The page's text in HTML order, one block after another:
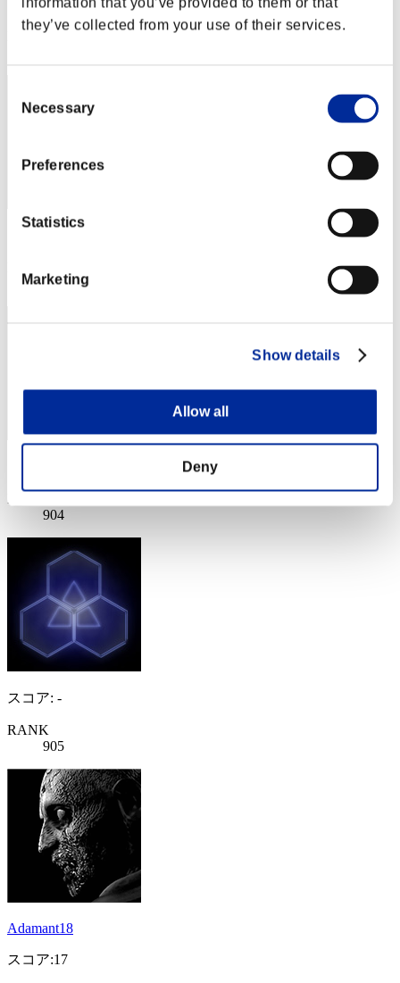
they’ve collected from your use of their services.
Selection
Necessary
Preferences
Statistics
Marketing
Show details
Allow all
Deny
スコア: -
RANK
903
904
スコア: -
RANK
905
Adamant18
スコア:17